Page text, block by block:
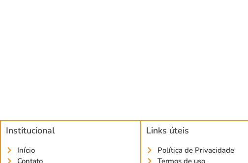
Institucional
Início
Contato
Links úteis
Política de Privacidade
Termos de uso